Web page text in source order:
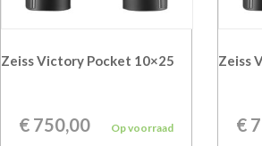
Zeiss Victory Pocket 10×25
€ 750,00 Op voorraad
Zeiss
€